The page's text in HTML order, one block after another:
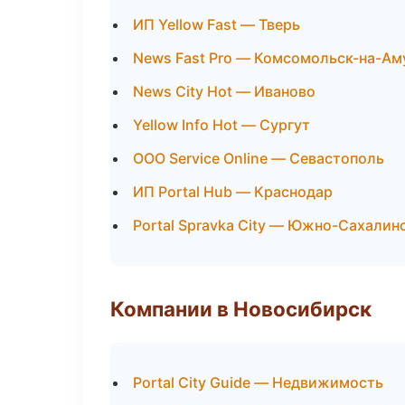
ИП Yellow Fast — Тверь
News Fast Pro — Комсомольск-на-
News City Hot — Иваново
Yellow Info Hot — Сургут
ООО Service Online — Севастополь
ИП Portal Hub — Краснодар
Portal Spravka City — Южно-
Компании в Новосибирск
Portal City Guide — Недвижимость